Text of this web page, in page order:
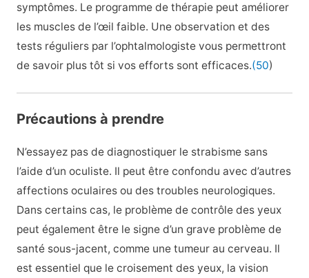
symptômes. Le programme de thérapie peut améliorer
les muscles de l’œil faible. Une observation et des
tests réguliers par l’ophtalmologiste vous permettront
de savoir plus tôt si vos efforts sont efficaces.(50)
Précautions à prendre
N’essayez pas de diagnostiquer le strabisme sans
l’aide d’un oculiste. Il peut être confondu avec d’autres
affections oculaires ou des troubles neurologiques.
Dans certains cas, le problème de contrôle des yeux
peut également être le signe d’un grave problème de
santé sous-jacent, comme une tumeur au cerveau. Il
est essentiel que le croisement des yeux, la vision